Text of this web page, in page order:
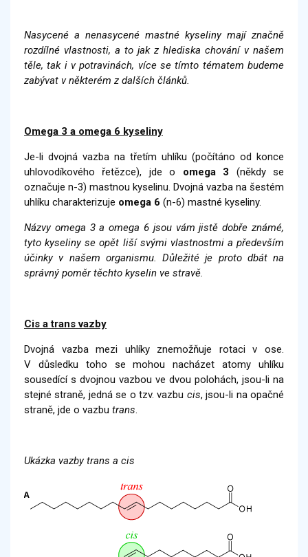
Nasycené a nenasycené mastné kyseliny mají značně
rozdílné vlastnosti, a to jak z hlediska chování v našem
těle, tak i v potravinách, více se tímto tématem budeme
zabývat v některém z dalších článků.
Omega 3 a omega 6 kyseliny
Je-li dvojná vazba na třetím uhlíku (počítáno od konce
uhlovodíkového řetězce), jde o omega 3 (někdy se
označuje n-3) mastnou kyselinu. Dvojná vazba na šestém
uhlíku charakterizuje omega 6 (n-6) mastné kyseliny.
Názvy omega 3 a omega 6 jsou vám jistě dobře známé,
tyto kyseliny se opět liší svými vlastnostmi a především
účinky v našem organismu. Důležité je proto dbát na
správný poměr těchto kyselin ve stravě.
Cis a trans vazby
Dvojná vazba mezi uhlíky znemožňuje rotaci v ose.
V důsledku toho se mohou nacházet atomy uhlíku
sousedící s dvojnou vazbou ve dvou polohách, jsou-li na
stejné straně, jedná se o tzv. vazbu cis, jsou-li na opačné
straně, jde o vazbu trans.
Ukázka vazby trans a cis